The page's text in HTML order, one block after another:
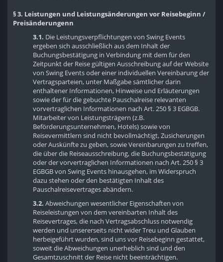
§ 3. Leistungen und Leistungsänderungen vor Reisebeginn /
Preisänderungenn
3.1. Die Leistungsverpflichtungen von Swing Events
ergeben sich ausschließlich aus dem Inhalt der
Buchungsbestätigung in Verbindung mit dem für den
Zeitpunkt der Reise gültigen Ausschreibung auf der Website
von Swing Events oder einer individuellen Vereinbarung der
Vertragsparteien, unter Maßgabe sämtlicher darin
enthaltener Informationen, Hinweise und Erläuterungen
sowie der für die gebuchte Pauschalreise relevanten
vorvertraglichen Informationen nach Art. 250 § 3 EGBGB.
Mitarbeiter von Leistungsträgern (z.B.
Beförderungsunternehmen, Hotels) sowie von
Reisevermittlern sind nicht bevollmächtigt, Zusicherungen
oder Auskünfte zu geben, sowie Vereinbarungen zu treffen,
die über die Reiseausschreibung, die Buchungsbestätigung
oder der vorvertraglichen Informationen nach Art. 250 § 3
EGBGB von Swing Events hinausgehen, im Widerspruch
dazu stehen oder den bestätigten Inhalt des
Pauschalreisevertrages abändern.
3.2. Abweichungen wesentlicher Eigenschaften von
Reiseleistungen von dem vereinbarten Inhalt des
Reisevertrages, die nach Vertragsabschluss notwendig
werden und unsererseits nicht wider Treu und Glauben
herbeigeführt wurden, sind uns vor Reisebeginn gestattet,
soweit die Abweichungen unerheblich sind und den
Gesamtzuschnitt der Reise nicht beeinträchtigen.